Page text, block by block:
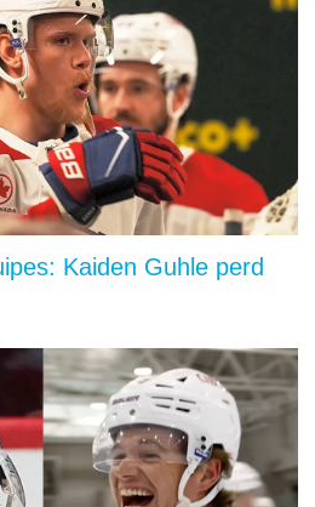
Kaiden Guhle perd